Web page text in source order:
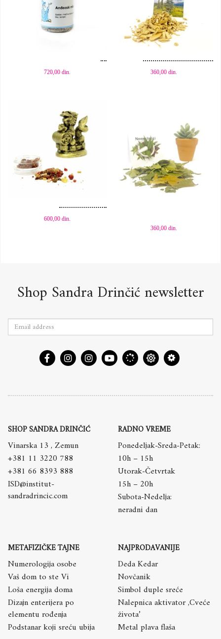
720,00 din.
Dodaj u korpu
360,00din.
600,00 din.
Dodaj u korpu
360,00din.
Shop Sandra Drinčić newsletter
SHOP SANDRA DRINČIĆ
Vinarska 13 , Zemun
+381 11 3220 788
+381 66 8393 888
ISD@institut-
sandradrincic.com
RADNO VREME
Ponedeljak-Sreda-Petak:
10h – 15h
Utorak-Četvrtak
15h – 20h
Subota-Nedelja:
neradni dan
METAFIZIČKE TAJNE
Numerologija osobe
Vaš dom to ste Vi
Loša energija doma
Dizajn enterijera po
elementu rođenja
Podstanar koji sreću ubija
NAJPRODAVANIJE
Deda Kedar
Novčanik
Simbol duple sreće
Nalepnica aktivator ,Cveće
života’
Metal plava flaša